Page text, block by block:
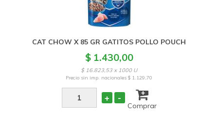
CAT CHOW X 85 GR GATITOS POLLO POUCH
$ 1.430,00
$ 16.823,53 x 1000 U
Precio sin imp. nacionales$ 1.129,70
+ -
Comprar